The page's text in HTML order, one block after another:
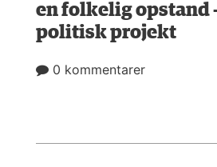
en folkelig opstand
politisk projekt
0 kommentarer